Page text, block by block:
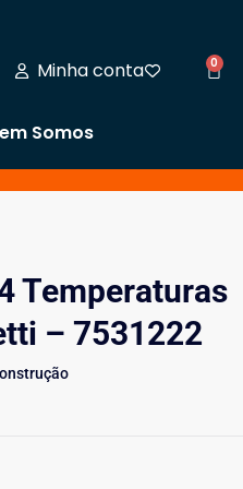
Minha conta 0
Somos
Temperaturas
– 7531222